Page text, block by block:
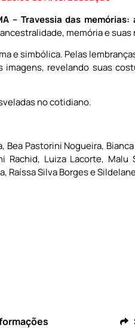
– Travessia das
memória e suas
e simbólica. Pelas
imagens, revelando suas
no cotidiano.
Pastorini Nogueira,
Rachid, Luiza Lacorte, Malu
Raíssa Silva Borges e